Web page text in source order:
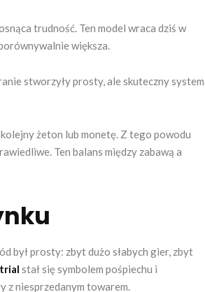
trudność. Ten model wraca dziś w
większa.
stworzyły prosty, ale skuteczny system
żeton lub monetę. Z tego powodu
Ten balans między zabawą a
był prosty: zbyt dużo słabych gier, zbyt
stał się symbolem pośpiechu i
z niesprzedanym towarem.